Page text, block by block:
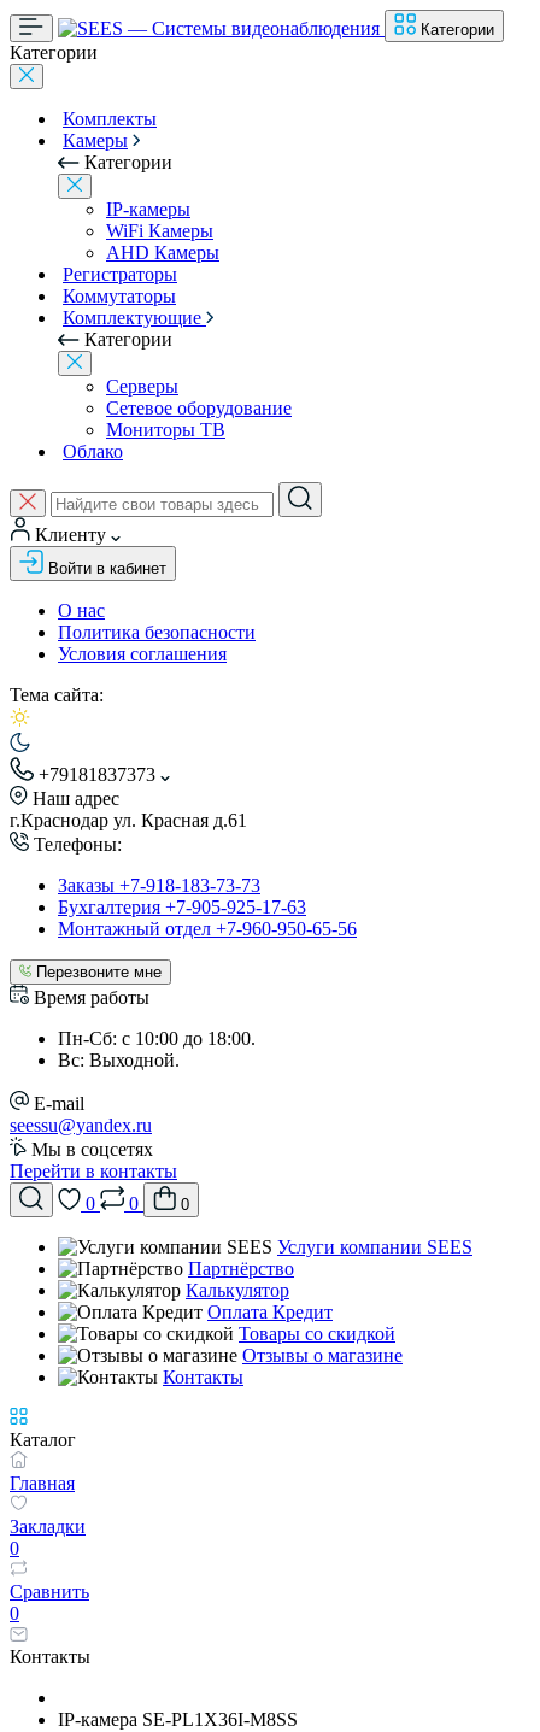
Категории
Категории
Комплекты
Камеры
Категории
IP-камеры
WiFi Камеры
AHD Камеры
Регистраторы
Коммутаторы
Комплектующие
Категории
Серверы
Сетевое оборудование
Мониторы ТВ
Облако
Клиенту
Войти в кабинет
О нас
Политика безопасности
Условия соглашения
Тема сайта:
+79181837373
Наш адрес
г.Краснодар ул. Красная д.61
Телефоны:
Заказы +7-918-183-73-73
Бухгалтерия +7-905-925-17-63
Монтажный отдел +7-960-950-65-56
Перезвоните мне
Время работы
Пн-Сб: с 10:00 до 18:00.
Вс: Выходной.
E-mail
seessu@yandex.ru
Мы в соцсетях
Перейти в контакты
0
0 0
Услуги компании SEES
Партнёрство
Калькулятор
Оплата Кредит
Товары со скидкой
Отзывы о магазине
Контакты
Каталог
Главная
Закладки
0
Сравнить
0
Контакты
IP-камера SE-PL1X36I-M8SS